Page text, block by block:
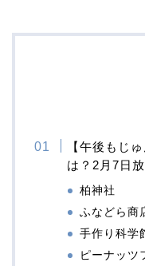
【午後もじ
は？2月7日
柏神社
ふなどら商
手作り科学
ピーナッツ